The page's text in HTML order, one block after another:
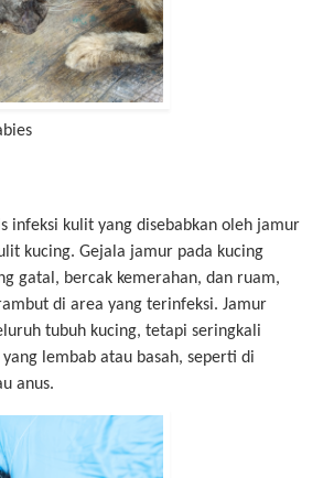
infeksi kulit yang disebabkan oleh jamur
kucing. Gejala jamur pada kucing
gatal, bercak kemerahan, dan ruam,
di area yang terinfeksi. Jamur
tubuh kucing, tetapi seringkali
lembab atau basah, seperti di
anus.